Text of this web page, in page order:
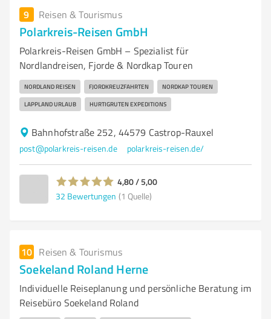
9 Reisen & Tourismus
Polarkreis-Reisen GmbH
Polarkreis-Reisen GmbH – Spezialist für
Nordlandreisen, Fjorde & Nordkap Touren
NORDLAND REISEN FJORDKREUZFAHRTEN NORDKAP TOUREN
LAPPLAND URLAUB HURTIGRUTEN EXPEDITIONS
Bahnhofstraße 252, 44579 Castrop-Rauxel
post@polarkreis-reisen.de polarkreis-reisen.de/
4,80 / 5,00
32 Bewertungen (1 Quelle)
10 Reisen & Tourismus
Soekeland Roland Herne
Individuelle Reiseplanung und persönliche Beratung im
Reisebüro Soekeland Roland